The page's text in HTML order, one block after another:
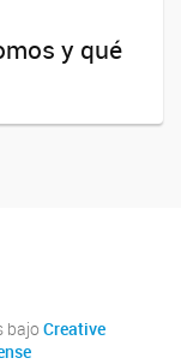
y qué
bajo Creative